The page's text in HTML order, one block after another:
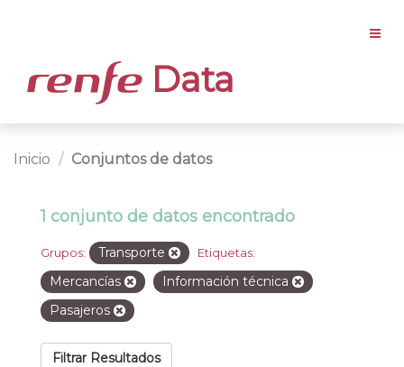
Data
Inicio Conjuntos de datos
1 conjunto de datos encontrado
Grupos: Transporte Etiquetas:
Mercancías
Información técnica
Pasajeros
Filtrar Resultados